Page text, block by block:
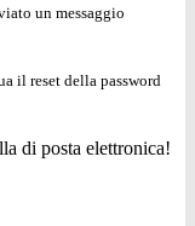
un messaggio
il reset della password
di posta elettronica!